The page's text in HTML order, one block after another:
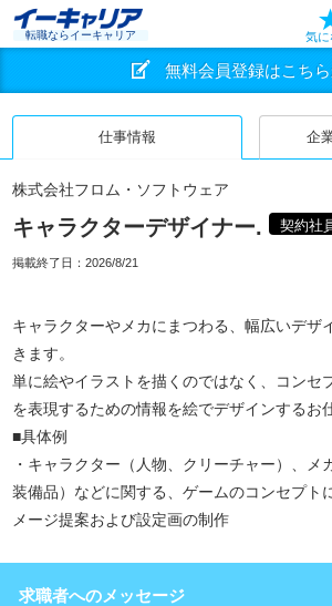
転職ならイーキャリア 気に
無料会員登録はこち
仕事情報 企
株式会社フロム・ソフトウェア
キャラクターデザイナー. 契約社
掲載終了日： 2026/8/21
キャラクターやメカにまつわる、幅広いデザ
きます。
単に絵やイラストを描くのではなく、コンセ
を表現するための情報を絵でデザインするお
■具体例
・キャラクター（人物、クリーチャー）、メ
装備品）などに関する、ゲームのコンセプト
メージ提案および設定画の制作
求職者へのメッセージ